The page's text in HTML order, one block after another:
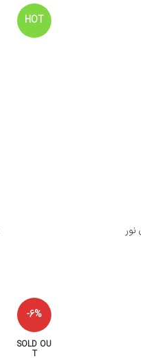
HOT
-6%
SOLD OU
T